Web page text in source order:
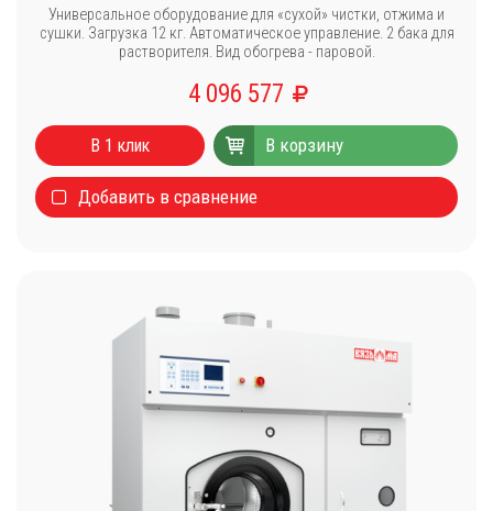
Универсальное оборудование для «сухой» чистки, отжима и
сушки. Загрузка 12 кг. Автоматическое управление. 2 бака для
растворителя. Вид обогрева - паровой.
4 096 577
В 1 клик В корзину
Добавить в сравнение